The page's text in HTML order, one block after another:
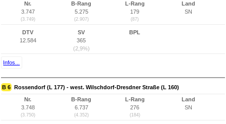
Nr.
3.747
(3.749)
B-Rang
5.275
(2.907)
L-Rang
179
(87)
Land
SN
DTV
12.584
SV
365
(2,9%)
BPL
Infos...
B 6 Rossendorf (L 177) - west. Wilschdorf-Dresdner Straße (L 160)
Nr.
3.748
(3.750)
B-Rang
6.737
(4.352)
L-Rang
276
(184)
Land
SN